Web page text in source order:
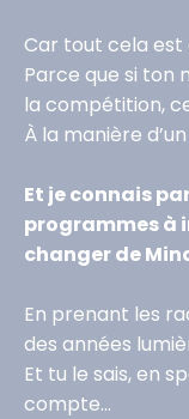
Car tout cela
Parce que si ton
la compétition,
À la manière
Et je connais
programmes à
changer de
En prenant les
des années
Et tu le sais, en
compte...